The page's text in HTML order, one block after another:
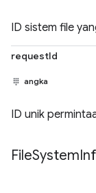
ID sistem file
requestId
angka
ID unik
FileSystem